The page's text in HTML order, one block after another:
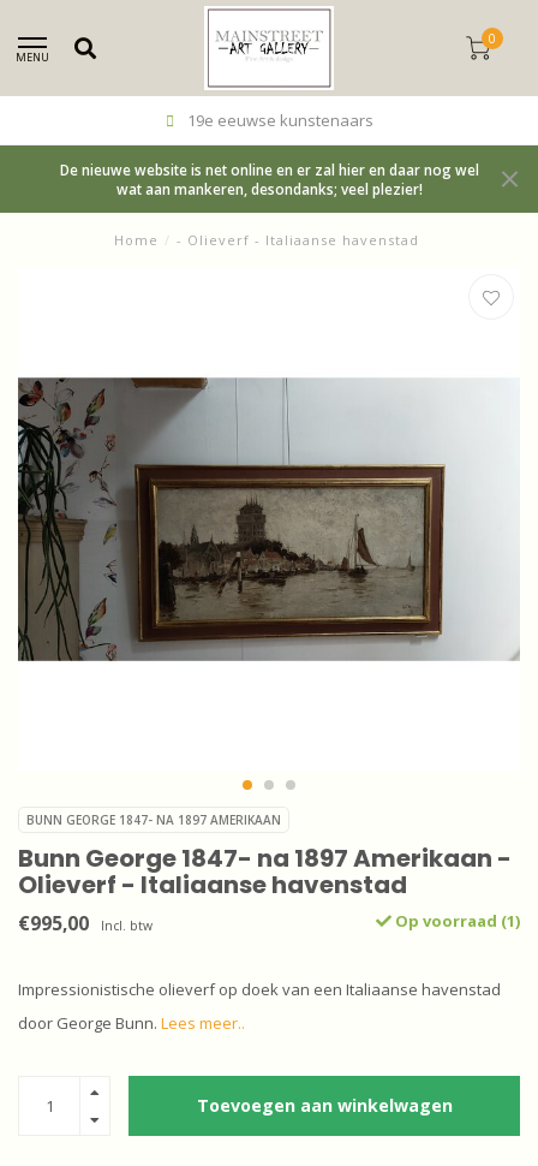
MENU
0
19e eeuwse kunstenaars
De nieuwe website is net online en er zal hier en daar nog wel
wat aan mankeren, desondanks; veel plezier!
Home / - Olieverf - Italiaanse havenstad
BUNN GEORGE 1847- NA 1897 AMERIKAAN
Bunn George 1847- na 1897 Amerikaan -
Olieverf - Italiaanse havenstad
€995,00 Incl. btw Op voorraad (1)
Impressionistische olieverf op doek van een Italiaanse havenstad
door George Bunn. Lees meer..
Toevoegen aan winkelwagen